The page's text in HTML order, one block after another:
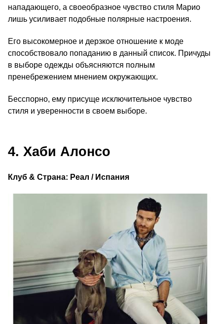
нападающего, а своеобразное чувство стиля Марио
лишь усиливает подобные полярные настроения.
Его высокомерное и дерзкое отношение к моде
способствовало попаданию в данный список. Причуды
в выборе одежды объясняются полным
пренебрежением мнением окружающих.
Бесспорно, ему присуще исключительное чувство
стиля и уверенности в своем выборе.
4. Хаби Алонсо
Клуб & Страна: Реал / Испания